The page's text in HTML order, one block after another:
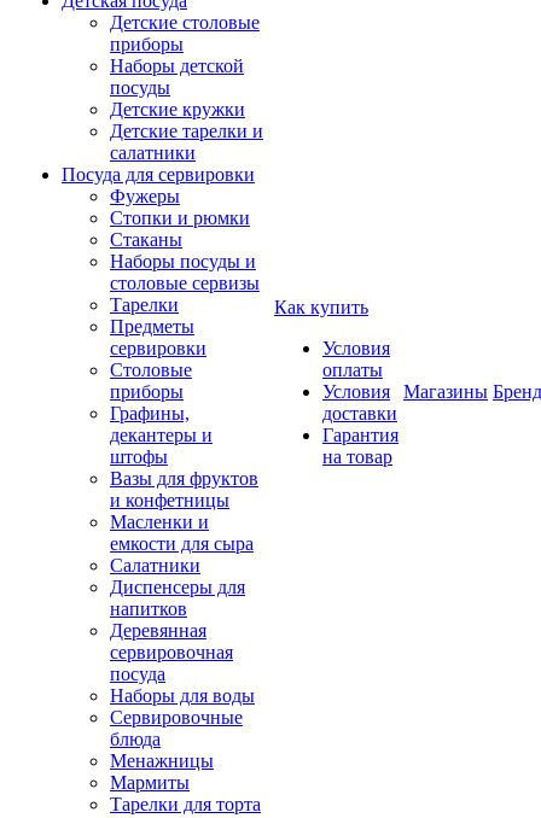
Детские столовые
приборы
Наборы детской
посуды
Детские кружки
Детские тарелки и
салатники
Посуда для сервировки
Фужеры
Стопки и рюмки
Стаканы
Наборы посуды и
столовые сервизы
Тарелки
Предметы
сервировки
Столовые
приборы
Графины,
декантеры и
штофы
Вазы для фруктов
и конфетницы
Масленки и
емкости для сыра
Салатники
Диспенсеры для
напитков
Деревянная
сервировочная
посуда
Наборы для воды
Сервировочные
блюда
Менажницы
Мармиты
Тарелки для торта
Как купить
Условия
оплаты
Условия
доставки
Гарантия
на товар
Магазины